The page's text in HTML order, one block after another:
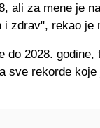
ali za mene je
zdrav", rekao je
do 2028.
sve rekorde